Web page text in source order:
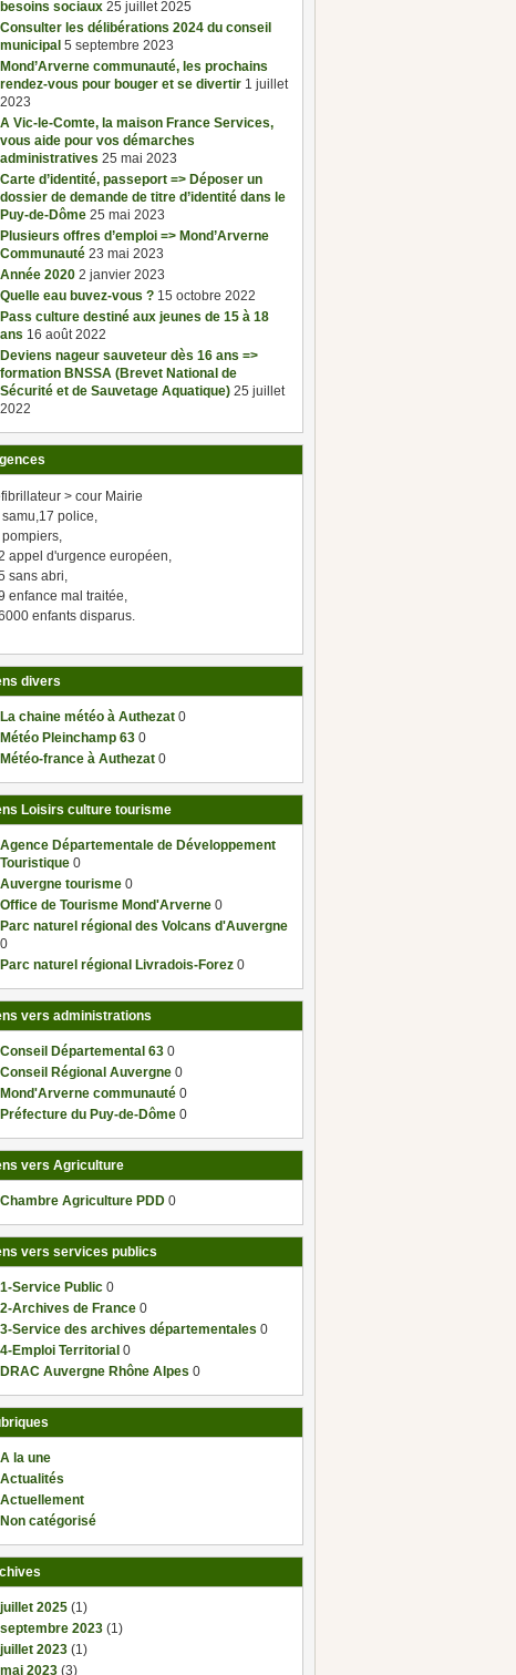
besoins sociaux 25 juillet 2025
Consulter les délibérations 2024 du conseil
municipal 5 septembre 2023
Mond’Arverne communauté, les prochains
rendez-vous pour bouger et se divertir 1 juillet
2023
A Vic-le-Comte, la maison France Services,
vous aide pour vos démarches
administratives 25 mai 2023
Carte d’identité, passeport => Déposer un
dossier de demande de titre d’identité dans le
Puy-de-Dôme 25 mai 2023
Plusieurs offres d’emploi => Mond’Arverne
Communauté 23 mai 2023
Année 2020 2 janvier 2023
Quelle eau buvez-vous ? 15 octobre 2022
Pass culture destiné aux jeunes de 15 à 18
ans 16 août 2022
Deviens nageur sauveteur dès 16 ans =>
formation BNSSA (Brevet National de
Sécurité et de Sauvetage Aquatique) 25 juillet
2022
> cour Mairie
samu,17 police,
appel d'urgence européen,
sans abri,
enfance mal traitée,
enfants disparus.
divers
La chaine météo à Authezat 0
Météo Pleinchamp 63 0
Météo-france à Authezat 0
Loisirs culture tourisme
Agence Départementale de Développement
Touristique 0
Auvergne tourisme 0
Office de Tourisme Mond'Arverne 0
Parc naturel régional des Volcans d'Auvergne
0
Parc naturel régional Livradois-Forez 0
vers administrations
Conseil Départemental 63 0
Conseil Régional Auvergne 0
Mond'Arverne communauté 0
Préfecture du Puy-de-Dôme 0
vers Agriculture
Chambre Agriculture PDD 0
vers services publics
1-Service Public 0
2-Archives de France 0
3-Service des archives départementales 0
4-Emploi Territorial 0
DRAC Auvergne Rhône Alpes 0
A la une
Actualités
Actuellement
Non catégorisé
juillet 2025 (1)
septembre 2023 (1)
juillet 2023 (1)
mai 2023 (3)